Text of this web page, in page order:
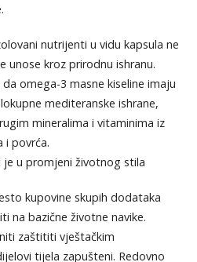
nutrijenti u vidu kapsula ne
unose kroz prirodnu ishranu.
omega-3 masne kiseline imaju
mediteranske ishrane,
mineralima i vitaminima iz
i povrća.
je u promjeni životnog stila
kupovine skupih dodataka
na bazične životne navike.
zaštititi vještačkim
tijela zapušteni. Redovno